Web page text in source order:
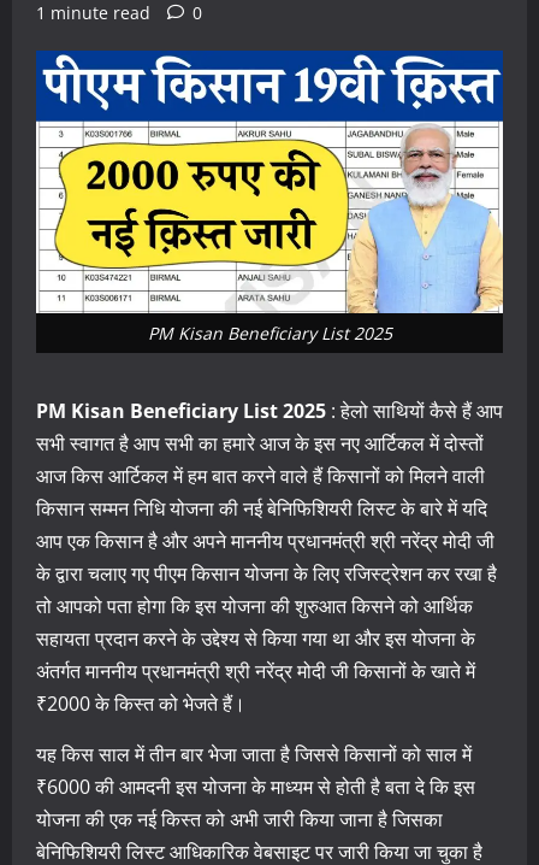
1 minute read
0
PM Kisan Beneficiary List 2025
PM Kisan Beneficiary List 2025 : हेलो साथियों कैसे हैं आप
सभी स्वागत है आप सभी का हमारे आज के इस नए आर्टिकल में दोस्तों
आज किस आर्टिकल में हम बात करने वाले हैं किसानों को मिलने वाली
किसान सम्मन निधि योजना की नई बेनिफिशियरी लिस्ट के बारे में यदि
आप एक किसान है और अपने माननीय प्रधानमंत्री श्री नरेंद्र मोदी जी
के द्वारा चलाए गए पीएम किसान योजना के लिए रजिस्ट्रेशन कर रखा है
तो आपको पता होगा कि इस योजना की शुरुआत किसने को आर्थिक
सहायता प्रदान करने के उद्देश्य से किया गया था और इस योजना के
अंतर्गत माननीय प्रधानमंत्री श्री नरेंद्र मोदी जी किसानों के खाते में
₹2000 के किस्त को भेजते हैं।
यह किस साल में तीन बार भेजा जाता है जिससे किसानों को साल में
₹6000 की आमदनी इस योजना के माध्यम से होती है बता दे कि इस
योजना की एक नई किस्त को अभी जारी किया जाना है जिसका
बेनिफिशियरी लिस्ट आधिकारिक वेबसाइट पर जारी किया जा चुका है